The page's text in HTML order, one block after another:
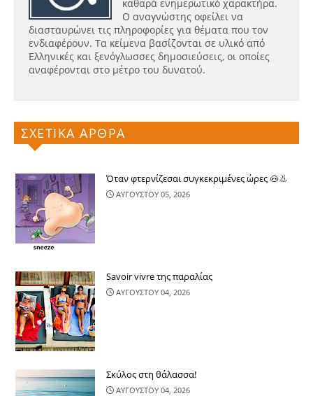
καθαρά ενημερωτικό χαρακτήρα.
Ο αναγνώστης οφείλει να
διασταυρώνει τις πληροφορίες για θέματα που τον
ενδιαφέρουν. Τα κείμενα βασίζονται σε υλικό από
Ελληνικές και ξενόγλωσσες δημοσιεύσεις, οι οποίες
αναφέρονται στο μέτρο του δυνατού.
ΣΧΕΤΙΚΑ ΑΡΘΡΑ
Όταν φτερνίζεσαι συγκεκριμένες ώρες 🐽👃
ΑΥΓΟΥΣΤΟΥ 05, 2026
Savoir vivre της παραλίας
ΑΥΓΟΥΣΤΟΥ 04, 2026
Σκύλος στη θάλασσα!
ΑΥΓΟΥΣΤΟΥ 04, 2026